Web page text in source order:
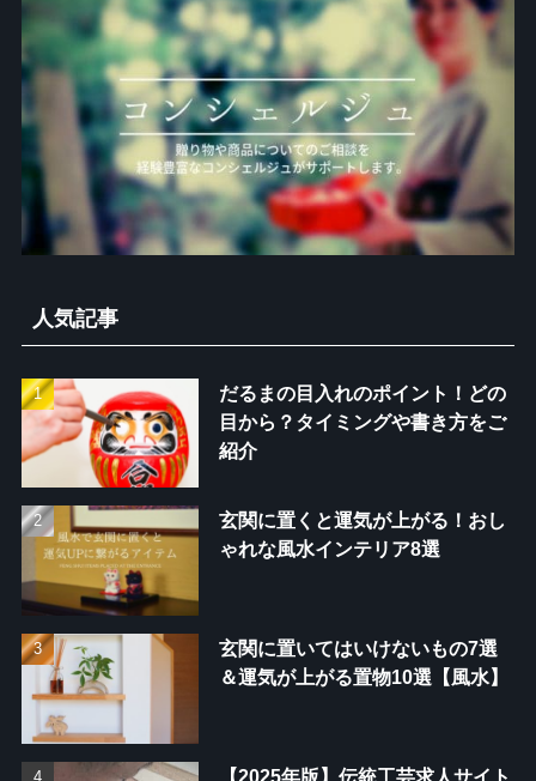
人気記事
だるまの目入れのポイント！どの
目から？タイミングや書き方をご
紹介
玄関に置くと運気が上がる！おし
ゃれな風水インテリア8選
玄関に置いてはいけないもの7選
＆運気が上がる置物10選【風水】
【2025年版】伝統工芸求人サイト